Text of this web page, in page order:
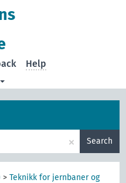
Help
× Search
>Teknikk for jernbaner og